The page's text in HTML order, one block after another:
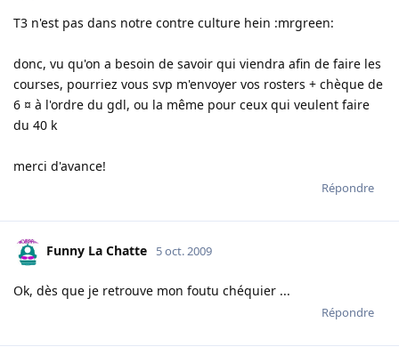
T3 n'est pas dans notre contre culture hein :mrgreen:
donc, vu qu'on a besoin de savoir qui viendra afin de faire les
courses, pourriez vous svp m'envoyer vos rosters + chèque de
6 ¤ à l'ordre du gdl, ou la même pour ceux qui veulent faire
du 40 k
merci d'avance!
Répondre
Funny La Chatte 5 oct. 2009
Ok, dès que je retrouve mon foutu chéquier ...
Répondre